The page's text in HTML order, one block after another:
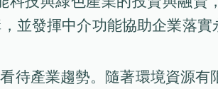
並發揮中介功能協助企業落實
待產業趨勢。隨著環境資源有